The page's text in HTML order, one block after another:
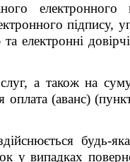
електронного
підпису,
електронні
а також на
(аванс)
будь-
у випадках